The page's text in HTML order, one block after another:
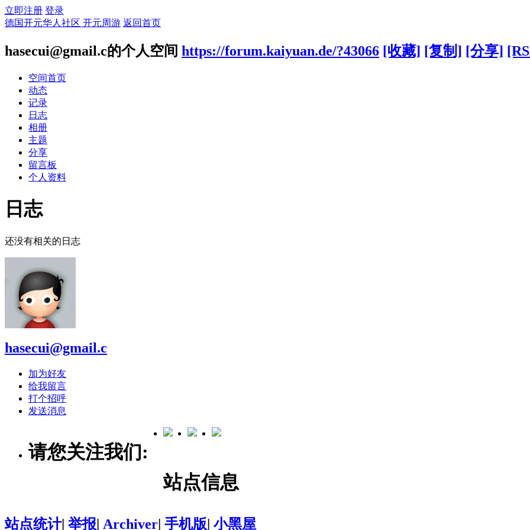
立即注册 登录
德国开元华人社区 开元周游 返回首页
hasecui@gmail.c的个人空间 https://forum.kaiyuan.de/?43066 [收藏] [复制] [分享]
空间首页
动态
记录
日志
相册
主题
分享
留言板
个人资料
日志
还没有相关的日志
hasecui@gmail.c
加为好友
给我留言
打个招呼
发送消息
请您关注我们:
站点信息
站点统计| 举报| Archiver| 手机版| 小黑屋